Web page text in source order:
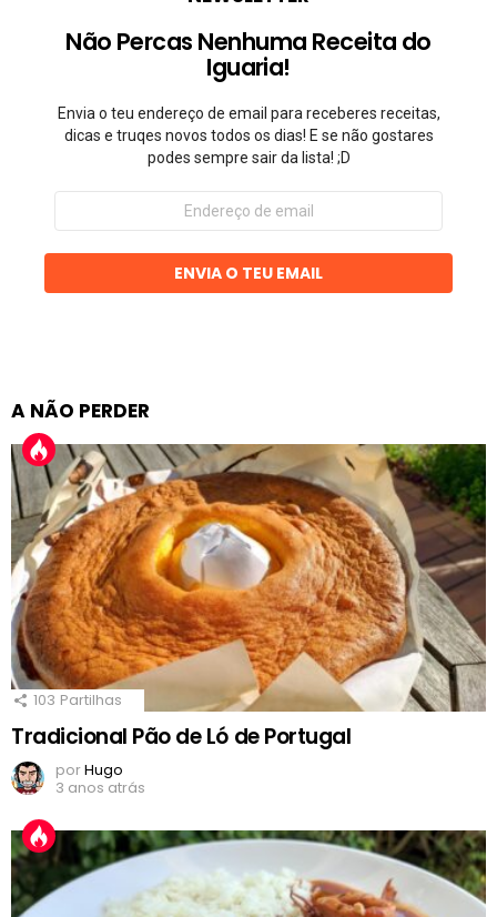
Não Percas Nenhuma Receita do
Iguaria!
Envia o teu endereço de email para receberes receitas,
dicas e truqes novos todos os dias! E se não gostares
podes sempre sair da lista! ;D
Endereço
email
ENVIA O TEU EMAIL
A NÃO PERDER
103 Partilhas
Tradicional Pão de Ló de Portugal
porHugo
3 anos atrás